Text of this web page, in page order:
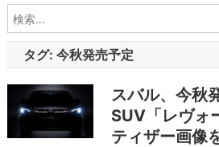
タグ: 今秋発売予定
スバル、今秋
SUV「レヴォ
ティザー画像